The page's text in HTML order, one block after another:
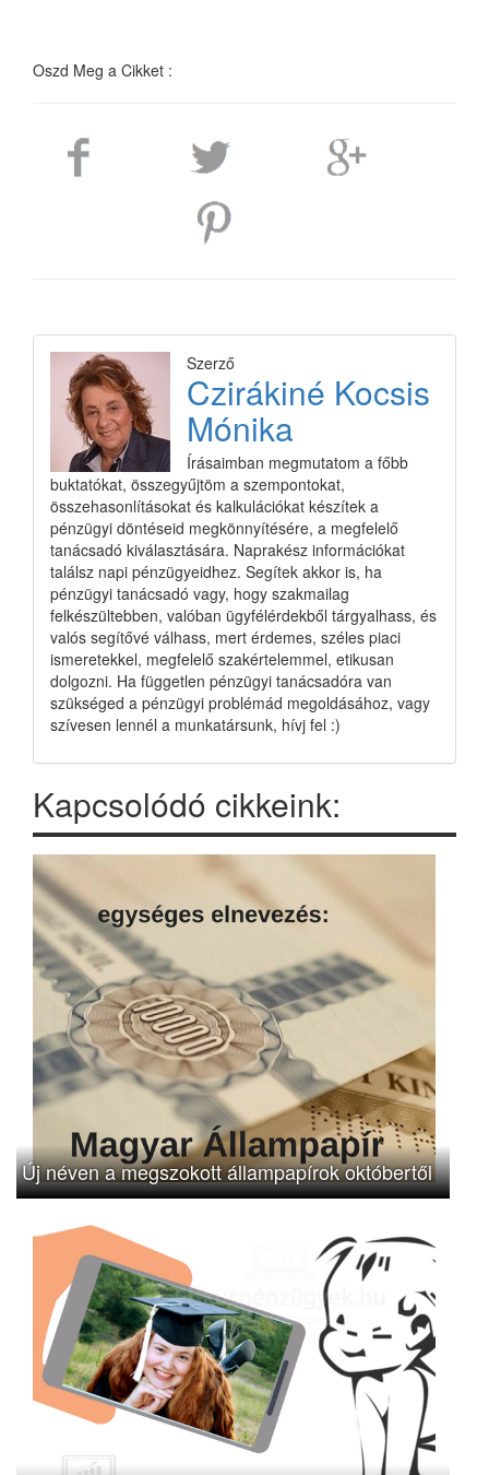
Oszd Meg a Cikket :
Szerző
Czirákiné Kocsis
Mónika
Írásaimban megmutatom a főbb
buktatókat, összegyűjtöm a szempontokat,
összehasonlításokat és kalkulációkat készítek a
pénzügyi döntéseid megkönnyítésére, a megfelelő
tanácsadó kiválasztására. Naprakész információkat
találsz napi pénzügyeidhez. Segítek akkor is, ha
pénzügyi tanácsadó vagy, hogy szakmailag
felkészültebben, valóban ügyfélérdekből tárgyalhass, és
valós segítővé válhass, mert érdemes, széles piaci
ismeretekkel, megfelelő szakértelemmel, etikusan
dolgozni. Ha független pénzügyi tanácsadóra van
szükséged a pénzügyi problémád megoldásához, vagy
szívesen lennél a munkatársunk, hívj fel :)
Kapcsolódó cikkeink:
Új néven a megszokott állampapírok októbertől